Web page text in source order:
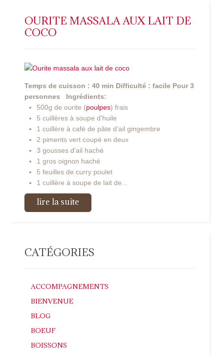
OURITE MASSALA AUX LAIT DE
COCO
Temps de cuisson : 40 min Difficulté : facile Pour 3
personnes
Ingrédients:
500g de ourite (poulpes) frais
5 cuillères à soupe d’huile
1 cuillère à café de pâte d’ail gingembre
2 piments vert coupé en deux
3 gousses d’ail haché
1 gros oignon haché
5 feuilles de curry poulet
1 cuillère à soupe de lait de...
lire la suite
CATÉGORIES
ACCOMPAGNEMENTS
BIENVENUE
BLOG
BOEUF
BOISSONS